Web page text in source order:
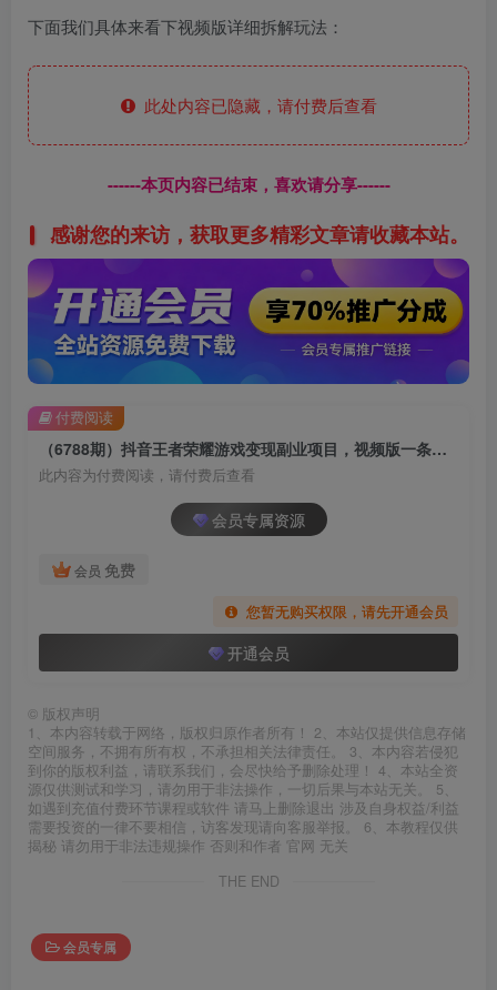
下面我们具体来看下视频版详细拆解玩法：
此处内容已隐藏，请付费后查看
------本页内容已结束，喜欢请分享------
感谢您的来访，获取更多精彩文章请收藏本站。
（6788期）抖音王者荣耀游戏变现副业项目，视频版一条龙实操玩法分享给你
此内容为付费阅读，请付费后查看
会员专属资源
会员 免费
您暂无购买权限，请先开通会员
开通会员
付费阅读
© 版权声明
1、本内容转载于网络，版权归原作者所有！ 2、本站仅提供信息存储
空间服务，不拥有所有权，不承担相关法律责任。 3、本内容若侵犯
到你的版权利益，请联系我们，会尽快给予删除处理！ 4、本站全资
源仅供测试和学习，请勿用于非法操作，一切后果与本站无关。 5、
如遇到充值付费环节课程或软件 请马上删除退出 涉及自身权益/利益
需要投资的一律不要相信，访客发现请向客服举报。 6、本教程仅供
揭秘 请勿用于非法违规操作 否则和作者 官网 无关
THE END
会员专属